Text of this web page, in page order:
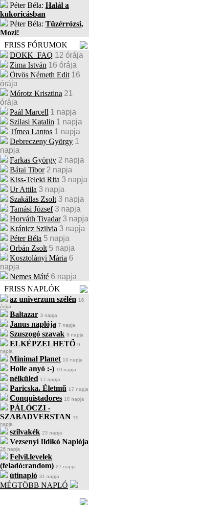
Péter Béla: Halál a
kukoricásban
Péter Béla: Tüzérrózsi,
Mozi!
FRISS FÓRUMOK
DOKK_FAQ 12 órája
Zima István 16 órája
Ötvös Németh Edit 16
órája
Mórotz Krisztina 21
órája
Paál Marcell 1 napja
Szilasi Katalin 1 napja
Tímea Lantos 1 napja
Debreczeny György 1
napja
Farkas György 2 napja
Bátai Tibor 2 napja
Kiss-Teleki Rita 3 napja
Ur Attila 3 napja
Szakállas Zsolt 3 napja
Tamási József 3 napja
Horváth Tivadar 3 napja
Kránicz Szilvia 3 napja
Péter Béla 5 napja
Orbán Zsolt 5 napja
Kosztolányi Mária 6
napja
Nemes Máté 6 napja
FRISS NAPLÓK
az univerzum szélén 16
órája
Baltazar 3 napja
Janus naplója 7 napja
Szuszogó szavak 8 napja
ELKÉPZELHETŐ 9
napja
Minimal Planet 10 napja
Holle anyó :-) 10 napja
nélküled 17 napja
Paricska. Életmű 17 napja
Conquistadores 18 napja
PÁLÓCZI -
SZABADVERSTAN 19
napja
szilvakék 23 napja
Vezsenyi Ildikó Naplója
26 napja
Felvil.levelek
(feladó:random) 27 napja
útinapló 31 napja
MÉGTÖBB NAPLÓ